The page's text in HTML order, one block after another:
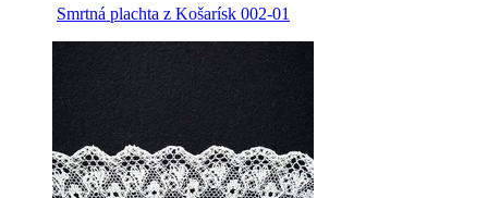
Smrtná plachta z Košarísk 002-01